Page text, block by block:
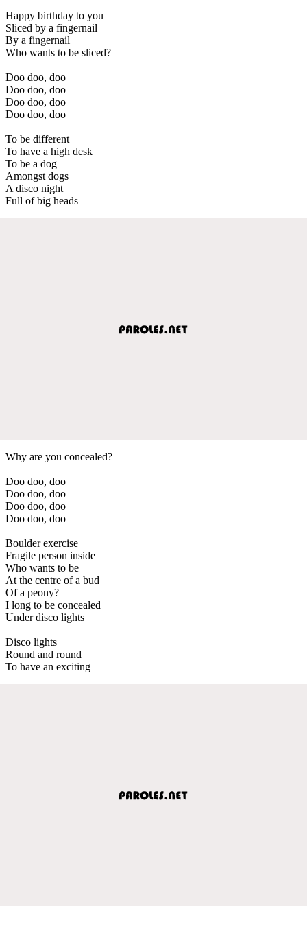
Happy birthday to you
Sliced by a fingernail
By a fingernail
Who wants to be sliced?
Doo doo, doo
Doo doo, doo
Doo doo, doo
Doo doo, doo
To be different
To have a high desk
To be a dog
Amongst dogs
A disco night
Full of big heads
Why are you concealed?
Doo doo, doo
Doo doo, doo
Doo doo, doo
Doo doo, doo
Boulder exercise
Fragile person inside
Who wants to be
At the centre of a bud
Of a peony?
I long to be concealed
Under disco lights
Disco lights
Round and round
To have an exciting